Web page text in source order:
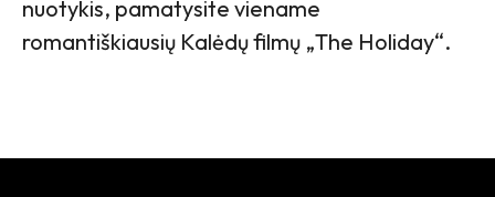
nuotykis, pamatysite viename
romantiškiausių Kalėdų filmų „The Holiday“.